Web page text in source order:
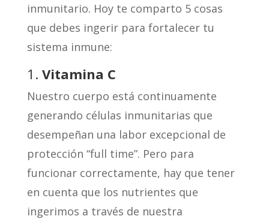
inmunitario. Hoy te comparto 5 cosas
que debes ingerir para fortalecer tu
sistema inmune:
1. Vitamina C
Nuestro cuerpo está continuamente
generando células inmunitarias que
desempeñan una labor excepcional de
protección “full time”. Pero para
funcionar correctamente, hay que tener
en cuenta que los nutrientes que
ingerimos a través de nuestra